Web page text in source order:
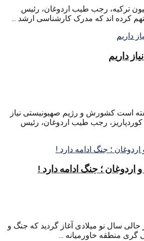
ترکیه، رجب طیب اردوغان، رئیس
کرده اند که مدرک کارشناسی ارشد ...
داریم
است کشورش و رژیم صهیونیستی نیاز
کوردپاریز، رجب طیب اردوغان، رئیس
؛ جنگ ادامه دارد !
حالی سال نو میلادی آغاز گردید که جنگ و
منطقه خاورمیانه ...